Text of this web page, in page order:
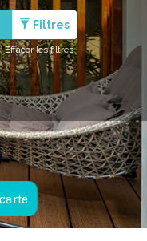
Filtres
Effacer les filtres